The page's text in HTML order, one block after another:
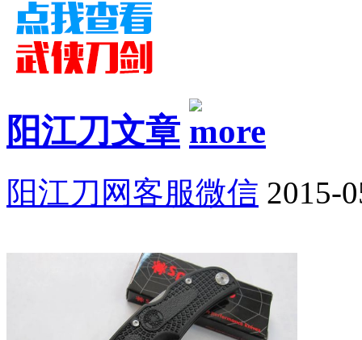
阳江刀文章
阳江刀网客服微信 2015-